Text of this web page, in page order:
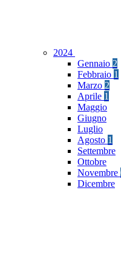
2024
Gennaio 2
Febbraio 1
Marzo 2
Aprile 1
Maggio
Giugno
Luglio
Agosto 1
Settembre
Ottobre
Novembre
Dicembre